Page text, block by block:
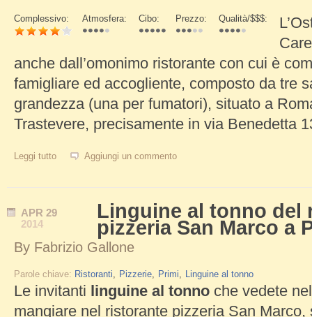
Schede Verticali
Complessivo: Atmosfera: Cibo: Prezzo: Qualità/$$$:
anche dall’omonimo ristorante con cui è
famigliare ed accogliente, composto da tre
grandezza (una per fumatori), situato a
Trastevere, precisamente in via Benedetta
Leggi tutto su Osteria Checco er Carettiere, ottima cucina romana
Aggiungi un commento
APR 29
2014
Linguine al tonno del
pizzeria San Marco a
By Fabrizio Gallone
Parole chiave: Ristoranti Pizzerie Primi Linguine al tonno
Le invitanti linguine al tonno che vedete
mangiare nel ristorante pizzeria San